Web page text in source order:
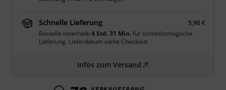
Schnelle Lieferung
5,90 €
Bestelle innerhalb4 Std. 31 Min.für schnellstmögliche
Lieferung. Lieferdatum siehe Checkout.
Infos zum Versand